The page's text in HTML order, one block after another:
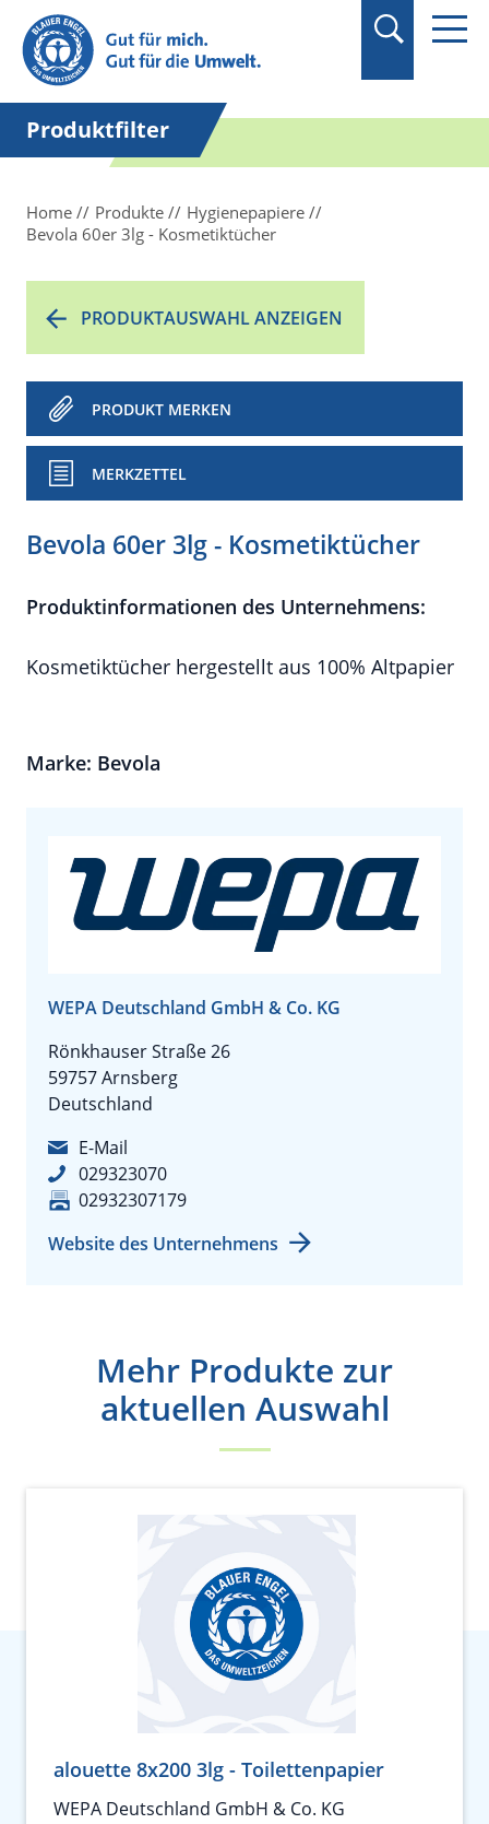
Suchbegriff in
Anführungszeichen
setzen.
Produktfilter
Home Produkte
Hygienepapiere
Bevola 60er 3lg - Kosmetiktücher
PRODUKTAUSWAHL ANZEIGEN
PRODUKT MERKEN
MERKZETTEL
Bevola 60er 3lg - Kosmetiktücher
Produktinformationen des Unternehmens:
Kosmetiktücher hergestellt aus 100% Altpapier
Marke: Bevola
WEPA Deutschland GmbH & Co. KG
Rönkhauser Straße 26
59757 Arnsberg
Deutschland
E-Mail
029323070
02932307179
Website des Unternehmens
Mehr Produkte zur
aktuellen Auswahl
alouette 8x200 3lg - Toilettenpapier
WEPA Deutschland GmbH & Co. KG